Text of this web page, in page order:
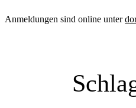
Anmeldungen sind online unter